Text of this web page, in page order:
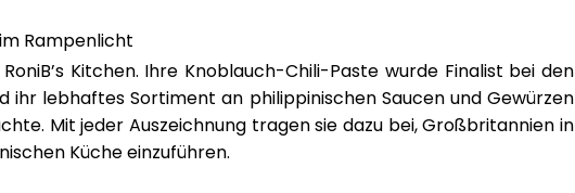
Rampenlicht
RoniB’s Kitchen. Ihre Knoblauch-Chili-Paste wurde Finalist bei den
ihr lebhaftes Sortiment an philippinischen Saucen und Gewürzen
Mit jeder Auszeichnung tragen sie dazu bei, Großbritannien in
Küche einzuführen.